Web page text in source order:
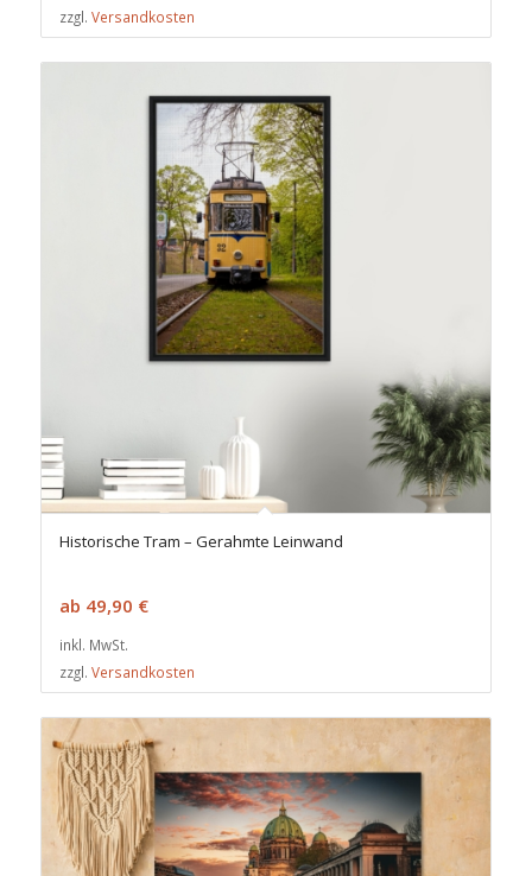
zzgl. Versandkosten
Historische Tram – Gerahmte Leinwand
ab 49,90 €
inkl. MwSt.
zzgl. Versandkosten